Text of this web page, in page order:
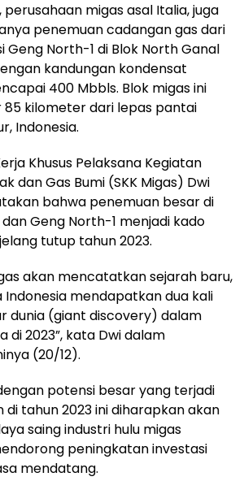
perusahaan migas asal Italia, juga
penemuan cadangan gas dari
Geng North-1 di Blok North Ganal
kandungan kondensat
400 Mbbls. Blok migas ini
85 kilometer dari lepas pantai
Indonesia.
Khusus Pelaksana Kegiatan
dan Gas Bumi (SKK Migas) Dwi
bahwa penemuan besar di
Geng North-1 menjadi kado
tutup tahun 2023.
akan mencatatkan sejarah baru,
mendapatkan dua kali
dunia (giant discovery) dalam
di 2023”, kata Dwi dalam
(20/12).
potensi besar yang terjadi
tahun 2023 ini diharapkan akan
saing industri hulu migas
peningkatan investasi
mendatang.